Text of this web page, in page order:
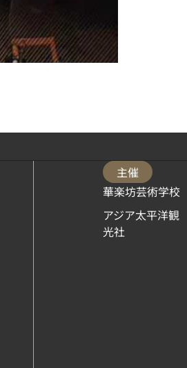
主催
華楽坊芸術学校
アジア太平洋観
光社